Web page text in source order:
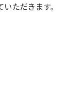
ただきます。